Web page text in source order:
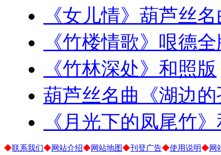
《女儿情》葫芦丝
《竹楼情歌》哏德
《竹林深处》和照版
葫芦丝名曲《湖边
《月光下的凤尾竹
◆联系我们◆网站介绍◆网站地图◆刊登广告◆使用说明◆网